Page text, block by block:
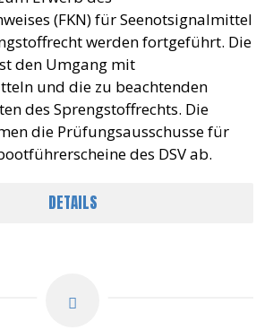
(FKN) für Seenotsignalmittel
werden fortgeführt. Die
den Umgang mit
und die zu beachtenden
des Sprengstoffrechts. Die
die Prüfungsausschusse für
des DSV ab.
DETAILS